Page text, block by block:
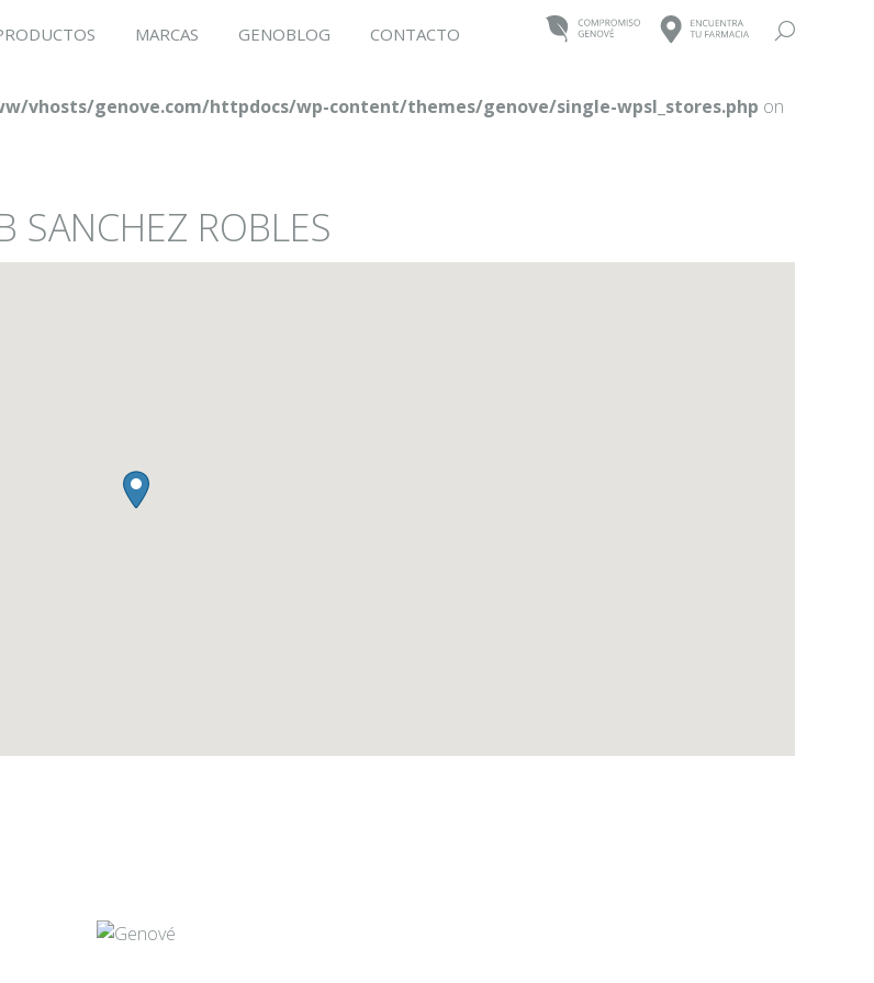
MARCAS GENOBLOG CONTACTO Buscar:
vhosts/genove.com/httpdocs/wp-content/themes/genove/single-wpsl_stores.php on
ROBLES